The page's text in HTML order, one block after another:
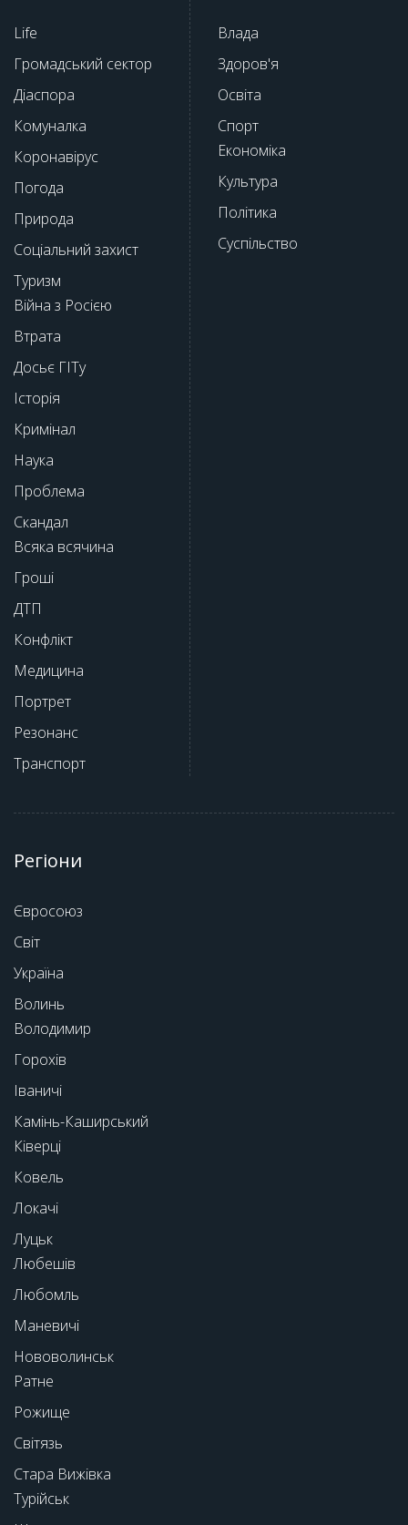
Life
Громадський сектор
Діаспора
Комуналка
Коронавірус
Погода
Природа
Соціальний захист
Туризм
Війна з Росією
Втрата
Досьє ГІТу
Історія
Кримінал
Наука
Проблема
Скандал
Всяка всячина
Гроші
ДТП
Конфлікт
Медицина
Портрет
Резонанс
Транспорт
Влада
Здоров'я
Освіта
Спорт
Економіка
Культура
Політика
Суспільство
Регіони
Євросоюз
Світ
Україна
Волинь
Володимир
Горохів
Іваничі
Камінь-Каширський
Ківерці
Ковель
Локачі
Луцьк
Любешів
Любомль
Маневичі
Нововолинськ
Ратне
Рожище
Світязь
Стара Вижівка
Турійськ